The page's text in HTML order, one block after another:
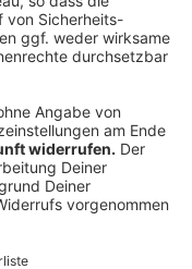
steht noch
dafür sogar zwei